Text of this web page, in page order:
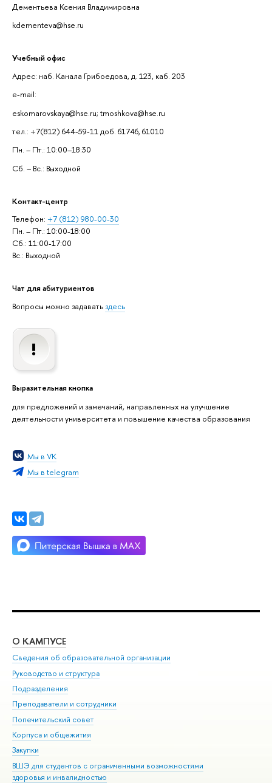
Дементьева Ксения Владимировна
kdementeva@hse.ru
Учебный офис
Адрес: наб. Канала Грибоедова, д. 123, каб. 203
e-mail:
eskomarovskaya@hse.ru; tmoshkova@hse.ru
тел.: +7(812) 644-59-11 доб. 61746, 61010
Пн. – Пт.: 10:00–18:30
Сб. – Вс.: Выходной
Контакт-центр
Телефон: +7 (812) 980-00-30
Пн. – Пт.: 10:00-18:00
Сб.: 11:00-17:00
Вс.: Выходной
Чат для абитуриентов
Вопросы можно задаватьздесь
Выразительная кнопка
для предложений и замечаний, направленных на улучшение
деятельности университета и повышение качества образования
Мы в VK
Мы в telegram
О КАМПУСЕ
Сведения об образовательной организации
Руководство и структура
Подразделения
Преподаватели и сотрудники
Попечительский совет
Корпуса и общежития
Закупки
ВШЭ для студентов с ограниченными возможностями
здоровья и инвалидностью